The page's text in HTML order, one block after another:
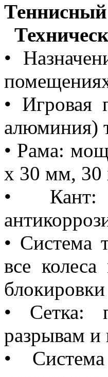
Теннисный
•
• Игровая
алюминия)
• Рама:
х 30 мм,
• Кант:
• Система
все
блокировки
• Сетка:
разрывам
•